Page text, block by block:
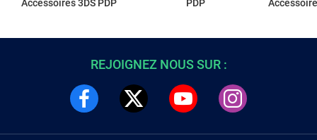
Accessoires 3DS PDP
PDP
REJOIGNEZ NOUS SUR :